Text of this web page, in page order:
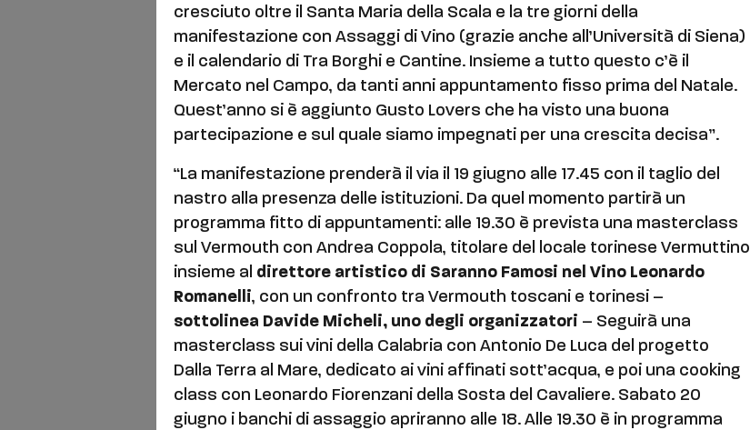
cresciuto oltre il Santa Maria della Scala e la tre giorni della
manifestazione con Assaggi di Vino (grazie anche all’Università di Siena)
e il calendario di Tra Borghi e Cantine. Insieme a tutto questo c’è il
Mercato nel Campo, da tanti anni appuntamento fisso prima del Natale.
Quest’anno si è aggiunto Gusto Lovers che ha visto una buona
partecipazione e sul quale siamo impegnati per una crescita decisa”.
“La manifestazione prenderà il via il 19 giugno alle 17.45 con il taglio del
nastro alla presenza delle istituzioni. Da quel momento partirà un
programma fitto di appuntamenti: alle 19.30 è prevista una masterclass
sul Vermouth con Andrea Coppola, titolare del locale torinese Vermuttino
insieme al direttore artistico di Saranno Famosi nel Vino Leonardo
Romanelli, con un confronto tra Vermouth toscani e torinesi –
sottolinea Davide Micheli, uno degli organizzatori – Seguirà una
masterclass sui vini della Calabria con Antonio De Luca del progetto
Dalla Terra al Mare, dedicato ai vini affinati sott’acqua, e poi una cooking
class con Leonardo Fiorenzani della Sosta del Cavaliere. Sabato 20
giugno i banchi di assaggio apriranno alle 18. Alle 19.30 è in programma